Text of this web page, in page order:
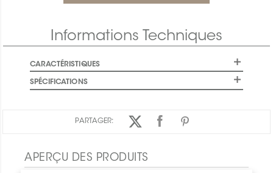
Informations Techniques
CARACTÉRISTIQUES
SPÉCIFICATIONS
PARTAGER:
APERÇU DES PRODUITS